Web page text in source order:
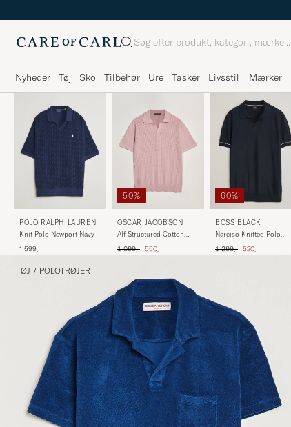
Søg
Nyheder Tøj Sko Tilbehør Ure Tasker Livsstil Mærker
POLO RALPH LAUREN
Knit Polo Newport Navy
1 599,-
50%
OSCAR JACOBSON
Alf Structured Cotton
Ordinary pris
1 099,- Nedsat pris
550,-
60%
BOSS BLACK
Narciso Knitted Polo
Ordinary pris
1 299,- Nedsat pris
520,-
TØJ / POLOTRØJER